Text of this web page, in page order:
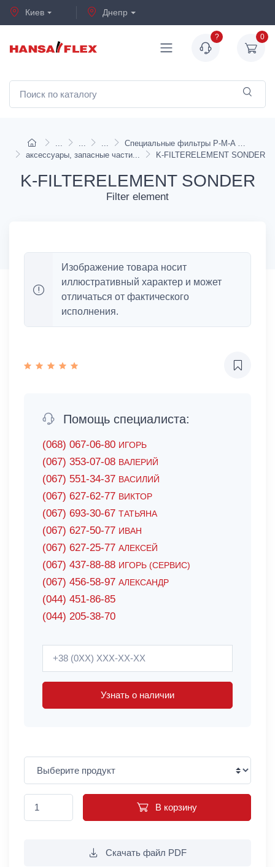
Киев Днепр
? 0
аксессуары, запасные части
K-FILTERELEMENT SONDER
K-FILTERELEMENT SONDER
Filter element
Изображение товара носит
иллюстративный характер и может
отличаться от фактического
исполнения.
Помощь специалиста:
(068) 067-06-80 ИГОРЬ
(067) 353-07-08 ВАЛЕРИЙ
(067) 551-34-37 ВАСИЛИЙ
(067) 627-62-77 ВИКТОР
(067) 693-30-67 ТАТЬЯНА
(067) 627-50-77 ИВАН
(067) 627-25-77 АЛЕКСЕЙ
(067) 437-88-88 ИГОРЬ (СЕРВИС)
(067) 456-58-97 АЛЕКСАНДР
(044) 451-86-85
(044) 205-38-70
Узнать о наличии
В корзину
Скачать файл PDF